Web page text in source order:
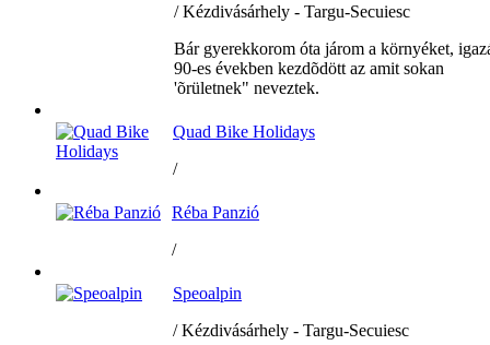
/ Kézdivásárhely - Targu-Secuiesc
Bár gyerekkorom óta járom a környéket,
90-es években kezdõdött az amit sokan
'õrületnek" neveztek.
Quad Bike Holidays
/
Réba Panzió
/
Speoalpin
/ Kézdivásárhely - Targu-Secuiesc